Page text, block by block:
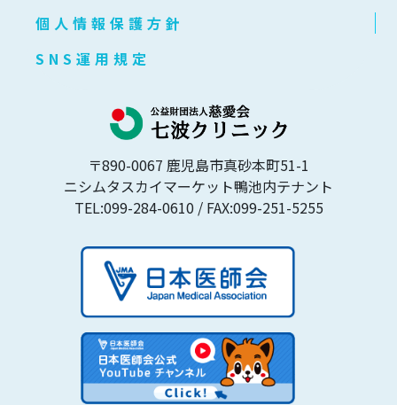
個人情報保護方針
SNS運用規定
〒890-0067 鹿児島市真砂本町51-1
ニシムタスカイマーケット鴨池内テナント
TEL:099-284-0610 / FAX:099-251-5255